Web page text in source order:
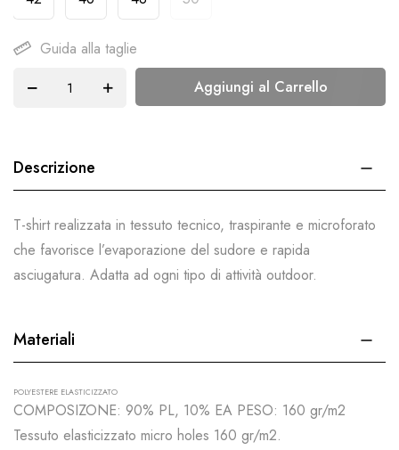
Guida alla taglie
Aggiungi al Carrello
Descrizione
T-shirt realizzata in tessuto tecnico, traspirante e microforato
che favorisce l’evaporazione del sudore e rapida
asciugatura. Adatta ad ogni tipo di attività outdoor.
Materiali
POLYESTERE ELASTICIZZATO
COMPOSIZONE: 90% PL, 10% EA PESO: 160 gr/m2
Tessuto elasticizzato micro holes 160 gr/m2.